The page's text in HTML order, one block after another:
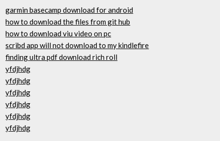
garmin basecamp download for android
how to download the files from git hub
how to download viu video on pc
scribd app will not download to my kindlefire
finding ultra pdf download rich roll
yfdjhdg
yfdjhdg
yfdjhdg
yfdjhdg
yfdjhdg
yfdjhdg